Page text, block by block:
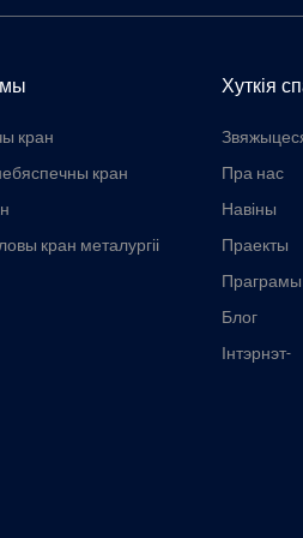
кран
кран
кран металургіі
Хуткія
Пра нас
Навіны
Праекты
Праграмы
Блог
Інтэрнэт-